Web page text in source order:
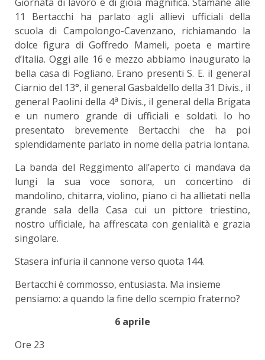
11 Bertacchi ha parlato agli allievi ufficiali della
scuola di Campolongo-Cavenzano, richiamando la
dolce figura di Goffredo Mameli, poeta e martire
d’Italia. Oggi alle 16 e mezzo abbiamo inaugurato la
bella casa di Fogliano. Erano presenti S. E. il general
Ciarnio del 13°, il general Gasbaldello della 31 Divis., il
general Paolini della 4a Divis., il general della Brigata
e un numero grande di ufficiali e soldati. Io ho
presentato brevemente Bertacchi che ha poi
splendidamente parlato in nome della patria lontana.
La banda del Reggimento all’aperto ci mandava da
lungi la sua voce sonora, un concertino di
mandolino, chitarra, violino, piano ci ha allietati nella
grande sala della Casa cui un pittore triestino,
nostro ufficiale, ha affrescata con genialità e grazia
singolare.
Stasera infuria il cannone verso quota 144.
Bertacchi è commosso, entusiasta. Ma insieme
pensiamo: a quando la fine dello scempio fraterno?
6 aprile
Ore 23